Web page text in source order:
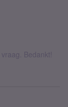
Bedankt!